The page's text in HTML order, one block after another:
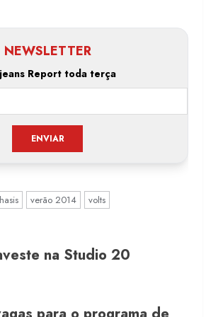
NEWSLETTER
Report toda terça
verão 2014 volts
na Studio 20